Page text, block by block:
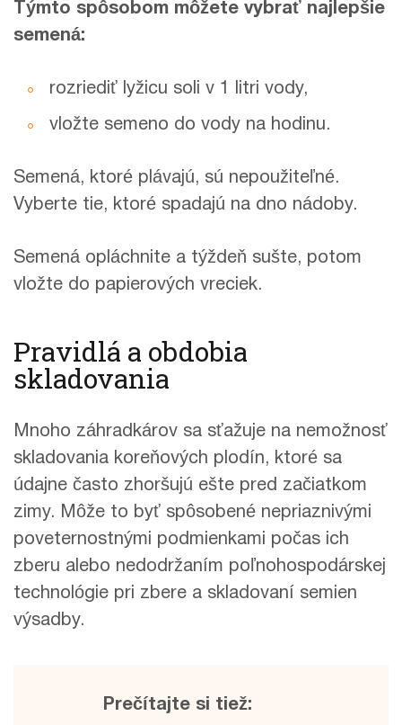
Týmto spôsobom môžete vybrať najlepšie
semená:
rozriediť lyžicu soli v 1 litri vody,
vložte semeno do vody na hodinu.
Semená, ktoré plávajú, sú nepoužiteľné.
Vyberte tie, ktoré spadajú na dno nádoby.
Semená opláchnite a týždeň sušte, potom
vložte do papierových vreciek.
Pravidlá a obdobia
skladovania
Mnoho záhradkárov sa sťažuje na nemožnosť
skladovania koreňových plodín, ktoré sa
údajne často zhoršujú ešte pred začiatkom
zimy. Môže to byť spôsobené nepriaznivými
poveternostnými podmienkami počas ich
zberu alebo nedodržaním poľnohospodárskej
technológie pri zbere a skladovaní semien
výsadby.
Prečítajte si tiež: